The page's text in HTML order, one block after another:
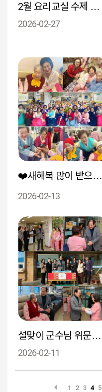
2월 요리교실 수제 바나나케이크 만들기
2026-02-27
❤️새해복 많이 받으세요❤️
2026-02-13
설맞이 군수님 위문방문
2026-02-11
1 2 3 4 5